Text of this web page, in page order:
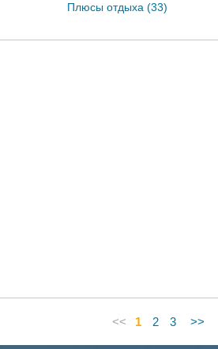
Плюсы отдыха (33)
<< 1 2 3 >>